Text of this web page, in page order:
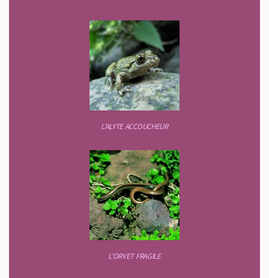
L’ALYTE ACCOUCHEUR
L’ORVET FRAGILE